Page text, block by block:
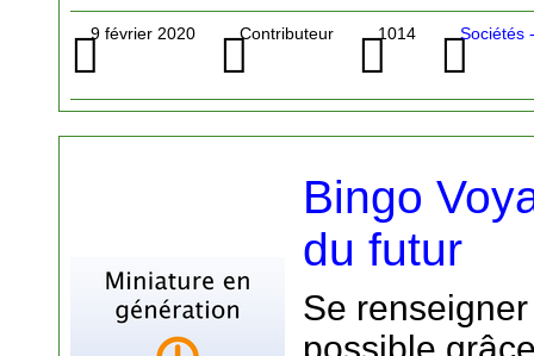
9 février 2020 Contributeur 1014 Sociétés
Bingo
du futur
Se renseigner
possible